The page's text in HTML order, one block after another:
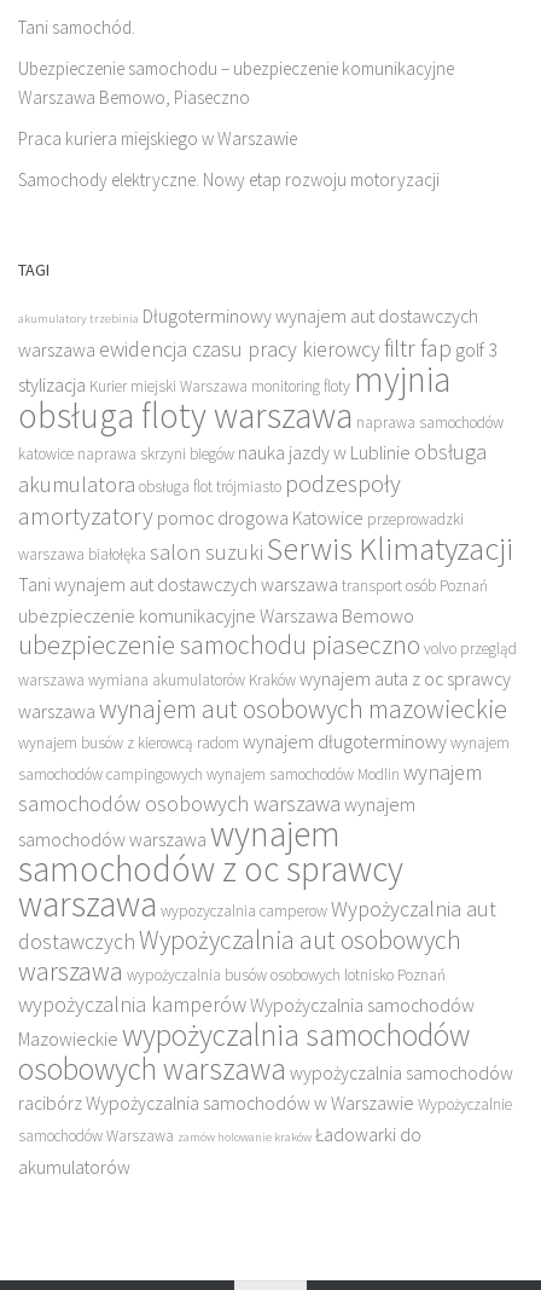
Tani samochód.
Ubezpieczenie samochodu – ubezpieczenie komunikacyjne
Warszawa Bemowo, Piaseczno
Praca kuriera miejskiego w Warszawie
Samochody elektryczne. Nowy etap rozwoju motoryzacji
TAGI
akumulatory trzebinia Długoterminowy wynajem aut dostawczych
warszawa ewidencja czasu pracy kierowcyfiltr fap golf 3
stylizacja Kurier miejski Warszawa monitoring floty myjnia
obsługa floty warszawa naprawa samochodów
katowice naprawa skrzyni biegów nauka jazdy w Lublinie obsługa
akumulatora obsługa flot trójmiasto podzespoły
amortyzatory pomoc drogowa Katowice przeprowadzki
warszawa białołęka salon suzuki Serwis Klimatyzacji
Tani wynajem aut dostawczych warszawa transport osób Poznań
ubezpieczenie komunikacyjne Warszawa Bemowo
ubezpieczenie samochodu piaseczno volvo przegląd
warszawa wymiana akumulatorów Krakówwynajem auta z oc sprawcy
warszawa wynajem aut osobowych mazowieckie
wynajem busów z kierowcą radom wynajem długoterminowywynajem
samochodów campingowych wynajem samochodów Modlin wynajem
samochodów osobowych warszawa wynajem
samochodów warszawa wynajem
samochodów z oc sprawcy
warszawa wypozyczalnia camperowWypożyczalnia aut
dostawczychWypożyczalnia aut osobowych
warszawa wypożyczalnia busów osobowych lotnisko Poznań
wypożyczalnia kamperówWypożyczalnia samochodów
Mazowieckie wypożyczalnia samochodów
osobowych warszawa wypożyczalnia samochodów
racibórzWypożyczalnia samochodów w Warszawie Wypożyczalnie
samochodów Warszawa zamów holowanie kraków Ładowarki do
akumulatorów